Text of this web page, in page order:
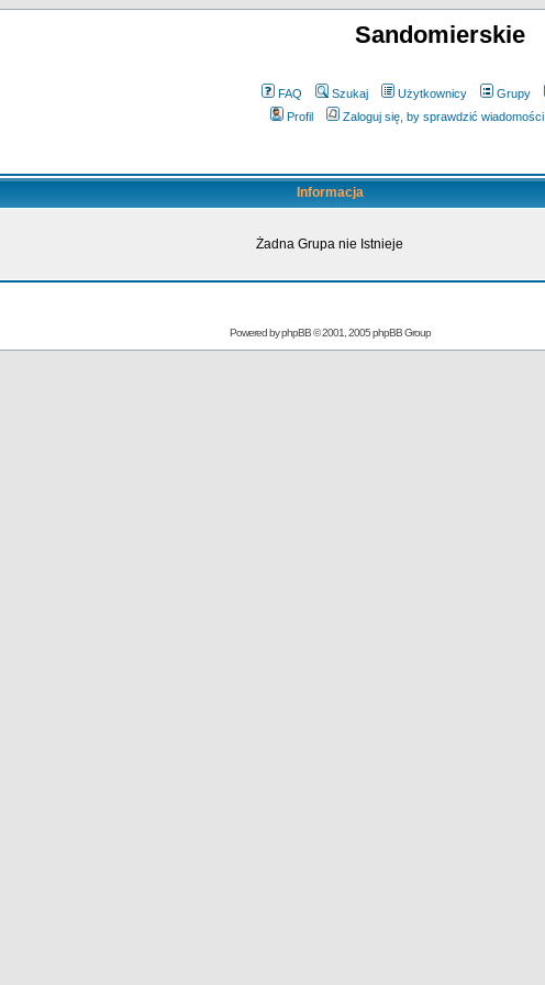
Sandomierskie
FAQ Szukaj Użytkownicy Grupy
Profil
Zaloguj się, by sprawdzić wiadomości
Informacja
Żadna Grupa nie Istnieje
Powered byphpBB© 2001, 2005 phpBB Group